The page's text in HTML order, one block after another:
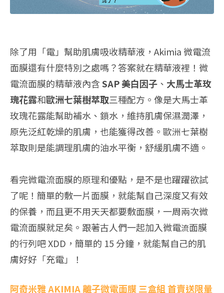
除了用「電」幫助肌膚吸收精華液，Akimia 微電流
面膜還有什麼特別之處嗎？答案就在精華液裡！微
電流面膜的精華液內含SAP 美白因子 、 大馬士革玫
瑰花露和歐洲七葉樹萃取三種配方。像是大馬士革
玫瑰花露能幫助補水、鎖水，維持肌膚保濕潤澤，
原先泛紅乾燥的肌膚，也能獲得改善。歐洲七葉樹
萃取則是能調理肌膚的油水平衡，舒緩肌膚不適。
看完微電流面膜的原理和優點，是不是也躍躍欲試
了呢！簡單的敷一片面膜，就能幫自己深度又有效
的保養，而且更不用天天都要敷面膜，一周兩次微
電流面膜就足矣。跟著古人們一起加入微電流面膜
的行列吧 XDD，簡單的 15 分鐘，就能幫自己的肌
膚好好「充電」！
阿奇米雅 AKIMIA 離子微電面膜 三盒組 首賣送限量